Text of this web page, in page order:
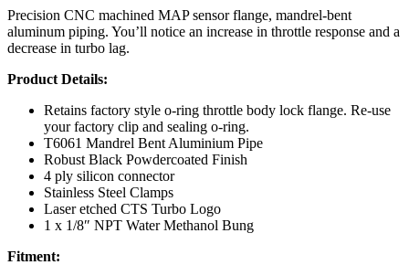
Precision CNC machined MAP sensor flange, mandrel-bent
aluminum piping. You’ll notice an increase in throttle response and a
decrease in turbo lag.
Product Details:
Retains factory style o-ring throttle body lock flange. Re-use
your factory clip and sealing o-ring.
T6061 Mandrel Bent Aluminium Pipe
Robust Black Powdercoated Finish
4 ply silicon connector
Stainless Steel Clamps
Laser etched CTS Turbo Logo
1 x 1/8″ NPT Water Methanol Bung
Fitment: